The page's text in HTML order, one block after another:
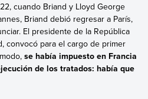
cuando Briand y Lloyd George
Briand debió regresar a París,
El presidente de la República
convocó para el cargo de primer
se había impuesto en Francia
de los tratados: había que